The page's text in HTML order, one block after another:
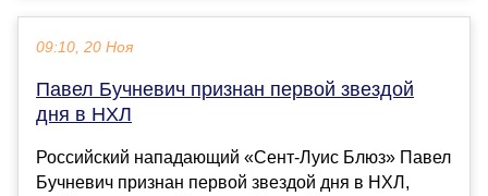
09:10, 20 Ноя
Павел Бучневич признан первой звездой
дня в НХЛ
Российский нападающий «Сент‑Луис Блюз» Павел
Бучневич признан первой звездой дня в НХЛ,